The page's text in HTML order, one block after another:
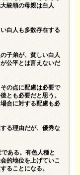
統領の母親は白人
白人も多数存在する
子弟が、貧しい白人
公平とは言えないだ
の点に配慮は必要で
とも必要だと思う。
合に対する配慮も必
る理由だが、優秀な
ある。有色人種と
的地位を上げていこ
ることになる。